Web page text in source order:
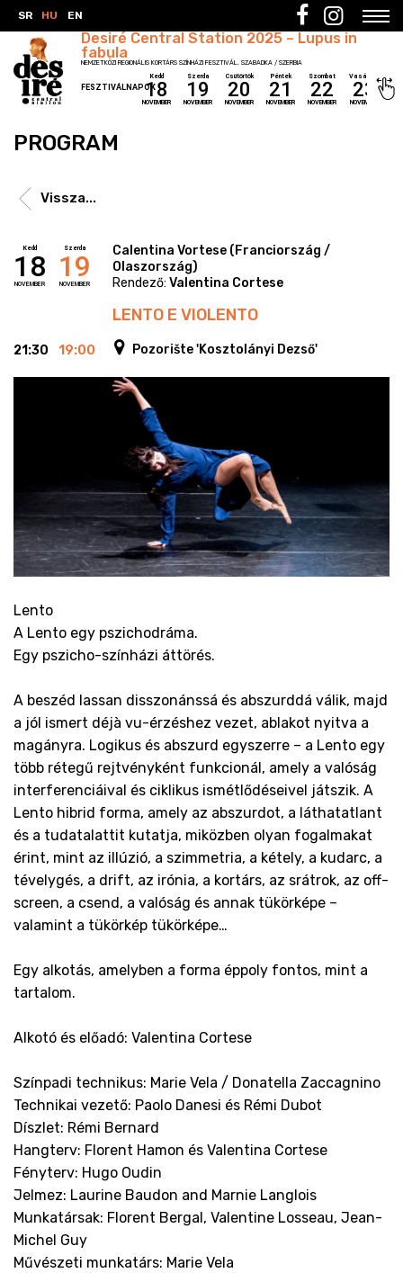
EN
SR HU
Desiré Central Station 2025 – Lupus in
fabula
NEMZETKÖZI REGIONÁLIS KORTÁRS SZÍNHÁZI FESZTIVÁL, SZABADKA / SZERBIA
FESZTIVÁLNAPOK
Kedd
18
NOVEMBER
Szerda
19
NOVEMBER
Csütörtök
20
NOVEMBER
Péntek
21
NOVEMBER
Szombat
22
NOVEMBER
Vasárnap
23
NOVEMBER
PROGRAM
Vissza...
Kedd
18
NOVEMBER
21:30
Szerda
19
NOVEMBER
19:00
Calentina Vortese (Franciország /
Olaszország)
Rendező: Valentina Cortese
LENTO E VIOLENTO
Pozorište 'Kosztolányi Dezső'
Lento
A Lento egy pszichodráma.
Egy pszicho-színházi áttörés.
A beszéd lassan disszonánssá és abszurddá válik, majd
a jól ismert déjà vu-érzéshez vezet, ablakot nyitva a
magányra. Logikus és abszurd egyszerre – a Lento egy
több rétegű rejtvényként funkcionál, amely a valóság
interferenciáival és ciklikus ismétlődéseivel játszik. A
Lento hibrid forma, amely az abszurdot, a láthatatlant
és a tudatalattit kutatja, miközben olyan fogalmakat
érint, mint az illúzió, a szimmetria, a kétely, a kudarc, a
tévelygés, a drift, az irónia, a kortárs, az srátrok, az off-
screen, a csend, a valóság és annak tükörképe –
valamint a tükörkép tükörképe…
Egy alkotás, amelyben a forma éppoly fontos, mint a
tartalom.
Alkotó és előadó: Valentina Cortese
Színpadi technikus: Marie Vela / Donatella Zaccagnino
Technikai vezető: Paolo Danesi és Rémi Dubot
Díszlet: Rémi Bernard
Hangterv: Florent Hamon és Valentina Cortese
Fényterv: Hugo Oudin
Jelmez: Laurine Baudon and Marnie Langlois
Munkatársak: Florent Bergal, Valentine Losseau, Jean-
Michel Guy
Művészeti munkatárs: Marie Vela